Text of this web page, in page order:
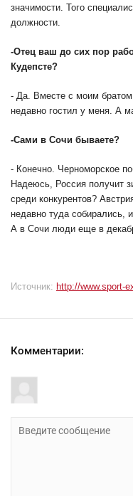
значимости. Того
должности.
-Отец ваш до сих пор
Кудепсте?
- Да. Вместе с моим братом
недавно гостил у меня. А
-Сами в Сочи бываете?
- Конечно. Черноморское
Надеюсь, Россия получит
среди конкурентов?
недавно туда собирались,
А в Сочи люди еще в
Источник: http://www.sport-
Комментарии: